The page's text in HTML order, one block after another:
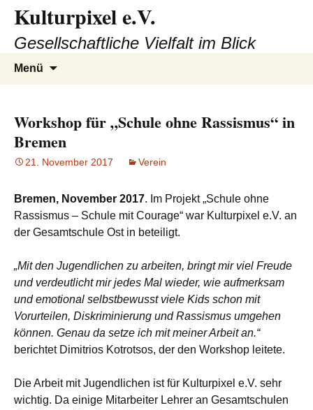
Inhalt
springen
Kulturpixel e.V.
Gesellschaftliche Vielfalt im Blick
Menü
Workshop für „Schule ohne Rassismus“ in
Bremen
21. November 2017 Verein
Bremen, November 2017. Im Projekt „Schule ohne
Rassismus – Schule mit Courage“ war Kulturpixel e.V. an
der Gesamtschule Ost in beteiligt.
„Mit den Jugendlichen zu arbeiten, bringt mir viel Freude
und verdeutlicht mir jedes Mal wieder, wie aufmerksam
und emotional selbstbewusst viele Kids schon mit
Vorurteilen, Diskriminierung und Rassismus umgehen
können. Genau da setze ich mit meiner Arbeit an.“
berichtet Dimitrios Kotrotsos, der den Workshop leitete.
Die Arbeit mit Jugendlichen ist für Kulturpixel e.V. sehr
wichtig. Da einige Mitarbeiter Lehrer an Gesamtschulen